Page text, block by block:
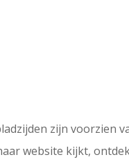
zijn voorzien
website kijkt,